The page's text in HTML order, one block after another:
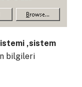
,sistem
bilgileri